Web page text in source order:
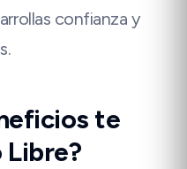
confianza y
te